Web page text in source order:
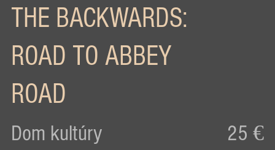
THE BACKWARDS:
ROAD TO ABBEY
ROAD
Dom kultúry 25 €